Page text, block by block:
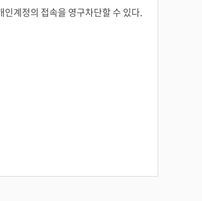
계정의 접속을 영구차단할 수 있다.